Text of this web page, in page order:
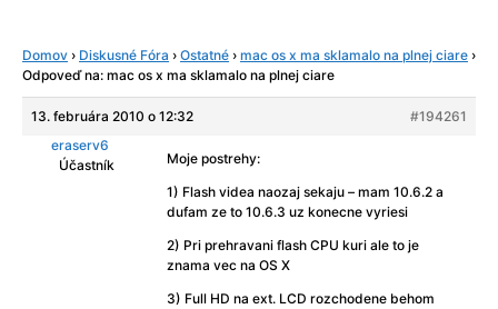
Domov › Diskusné Fóra › Ostatné › mac os x ma sklamalo na plnej ciare ›
Odpoveď na: mac os x ma sklamalo na plnej ciare
13. februára 2010 o 12:32
#194261
eraserv6
Účastník
Moje postrehy:
1) Flash videa naozaj sekaju – mam 10.6.2 a
dufam ze to 10.6.3 uz konecne vyriesi
2) Pri prehravani flash CPU kuri ale to je
znama vec na OS X
3) Full HD na ext. LCD rozchodene behom